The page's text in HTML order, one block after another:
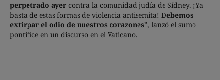
perpetrado ayer contra la comunidad judía de Sídney. ¡Ya
basta de estas formas de violencia antisemita! Debemos
extirpar el odio de nuestros corazones”, lanzó el sumo
pontífice en un discurso en el Vaticano.